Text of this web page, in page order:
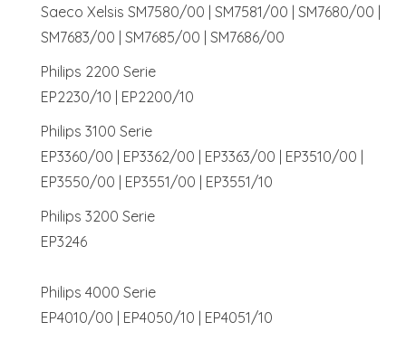
Saeco Xelsis SM7580/00 | SM7581/00 | SM7680/00 |
SM7683/00 | SM7685/00 | SM7686/00
Philips 2200 Serie
EP2230/10 | EP2200/10
Philips 3100 Serie
EP3360/00 | EP3362/00 | EP3363/00 | EP3510/00 |
EP3550/00 | EP3551/00 | EP3551/10
Philips 3200 Serie
EP3246
Philips 4000 Serie
EP4010/00 | EP4050/10 | EP4051/10